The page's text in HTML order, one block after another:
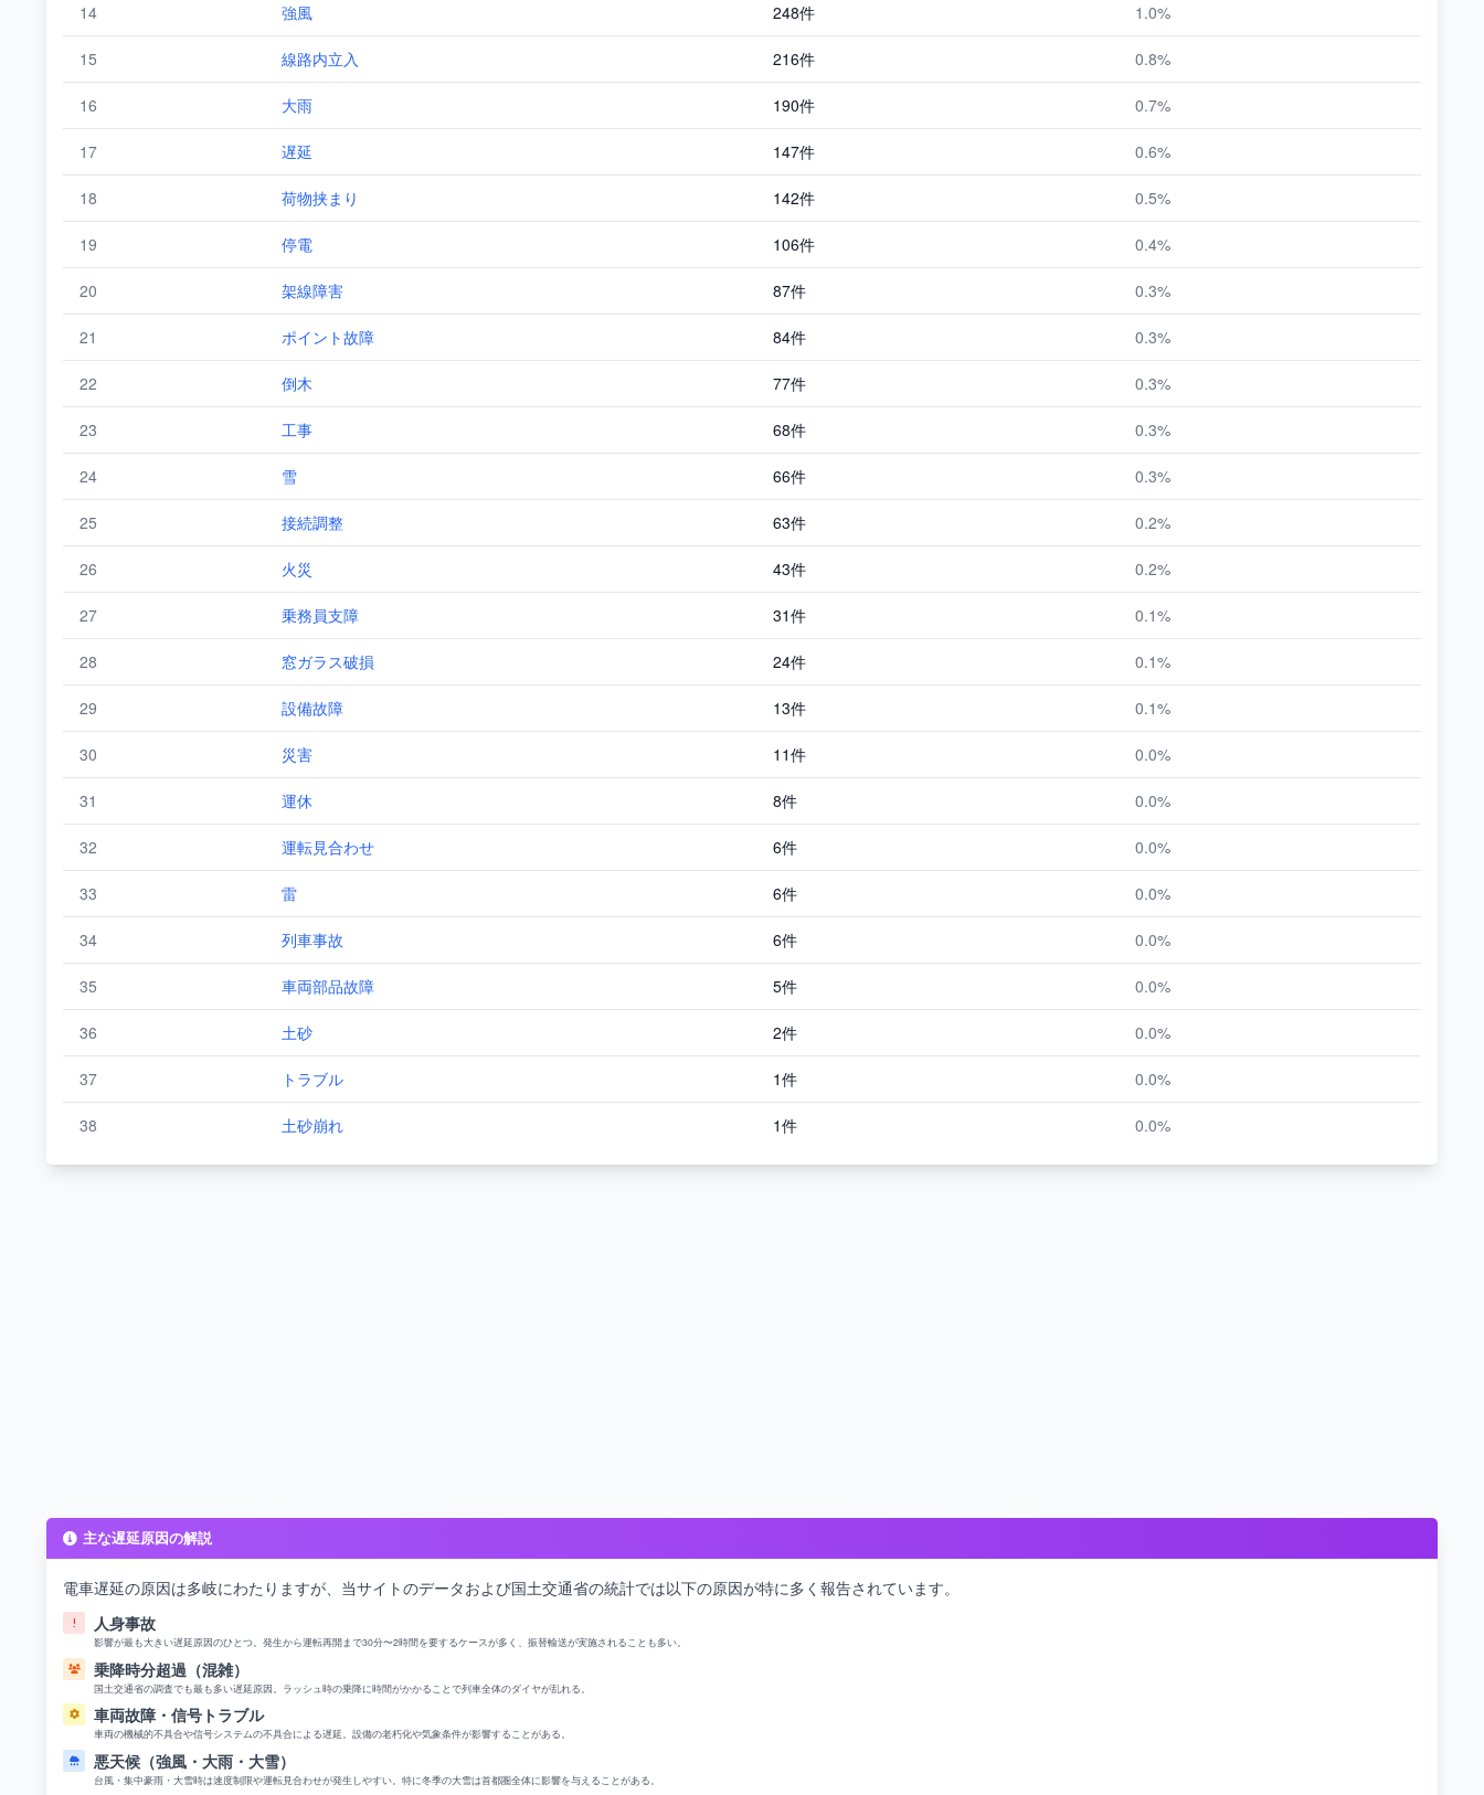
14 強風 248件 1.0%
15 線路内立入 216件 0.8%
16 大雨 190件 0.7%
17 遅延 147件 0.6%
18 荷物挟まり 142件 0.5%
19 停電 106件 0.4%
20 架線障害 87件 0.3%
21 ポイント故障 84件 0.3%
22 倒木 77件 0.3%
23 工事 68件 0.3%
24 雪 66件 0.3%
25 接続調整 63件 0.2%
26 火災 43件 0.2%
27 乗務員支障 31件 0.1%
28 窓ガラス破損 24件 0.1%
29 設備故障 13件 0.1%
30 災害 11件 0.0%
31 運休 8件 0.0%
32 運転見合わせ 6件 0.0%
33 雷 6件 0.0%
34 列車事故 6件 0.0%
35 車両部品故障 5件 0.0%
36 土砂 2件 0.0%
37 トラブル 1件 0.0%
38 土砂崩れ 1件 0.0%
主な遅延原因の解説
電車遅延の原因は多岐にわたりますが、当サイトのデータおよび国土交通省の統計では以下の原因が特に多く報告されています。
人身事故
影響が最も大きい遅延原因のひとつ。発生から運転再開まで30分〜2時間を要するケースが多く、振替輸送が実施されることも多い。
乗降時分超過（混雑）
国土交通省の調査でも最も多い遅延原因。ラッシュ時の乗降に時間がかかることで列車全体のダイヤが乱れる。
車両故障・信号トラブル
車両の機械的不具合や信号システムの不具合による遅延。設備の老朽化や気象条件が影響することがある。
悪天候（強風・大雨・大雪）
台風・集中豪雨・大雪時は速度制限や運転見合わせが発生しやすい。特に冬季の大雪は首都圏全体に影響を与えることがある。